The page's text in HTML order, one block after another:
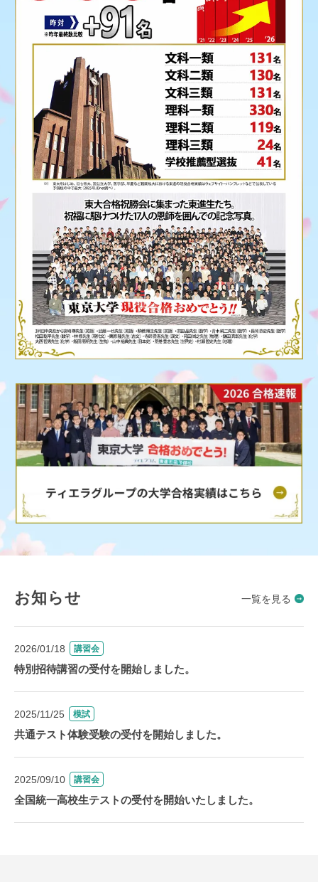
お知らせ 一覧を見る
2026/01/18 講習会
特別招待講習の受付を開始しました。
2025/11/25 模試
共通テスト体験受験の受付を開始しました。
2025/09/10 講習会
全国統一高校生テストの受付を開始いたしました。